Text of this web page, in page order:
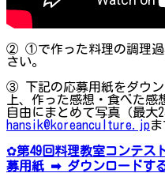
② ①で作った料理の調理過
さい。
③ 下記の応募用紙をダウン
上、作った感想・食べた感
自由にまとめて写真（最大
hansik@koreanculture.jp
✿第49回料理教室コンテス
募用紙 ➡ ダウンロードす